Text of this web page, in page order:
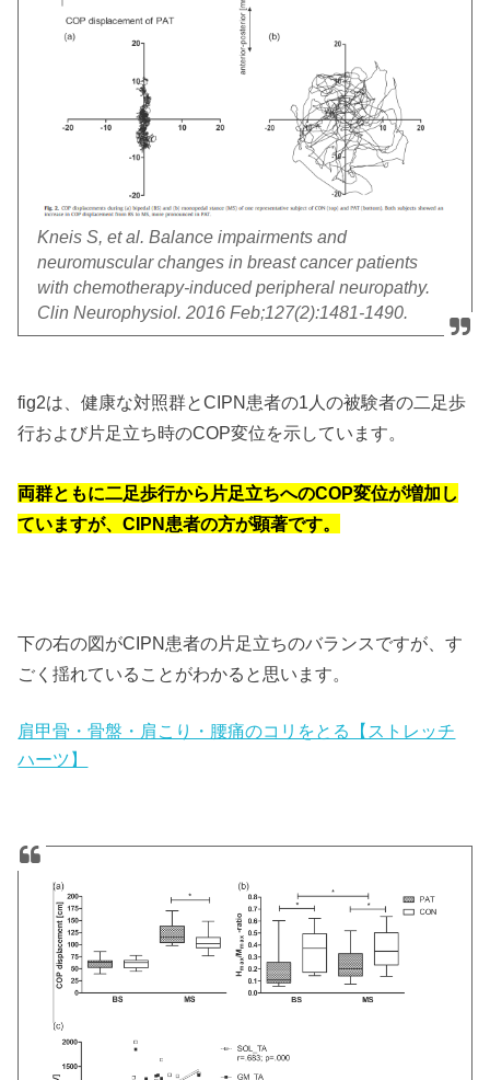
Kneis S, et al. Balance impairments and
neuromuscular changes in breast cancer patients
with chemotherapy-induced peripheral neuropathy.
Clin Neurophysiol. 2016 Feb;127(2):1481-1490.
fig2は、健康な対照群とCIPN患者の1人の被験者の二足歩
行および片足立ち時のCOP変位を示しています。
両群ともに二足歩行から片足立ちへのCOP変位が増加し
ていますが、CIPN患者の方が顕著です。
下の右の図がCIPN患者の片足立ちのバランスですが、す
ごく揺れていることがわかると思います。
肩甲骨・骨盤・肩こり・腰痛のコリをとる【ストレッチ
ハーツ】